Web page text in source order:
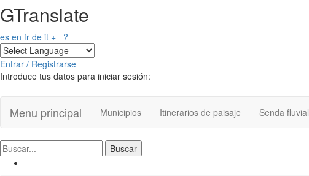
GTranslate
es en fr de it + ?
Entrar / Registrarse
Introduce tus datos para iniciar sesión:
Menu principal Municipios Itinerarios de paisaje Senda fluvial